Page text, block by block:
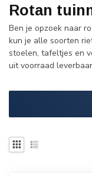
Rotan
Ben je opzoek naar
kun je alle soorten
stoelen, tafeltjes en
uit voorraad